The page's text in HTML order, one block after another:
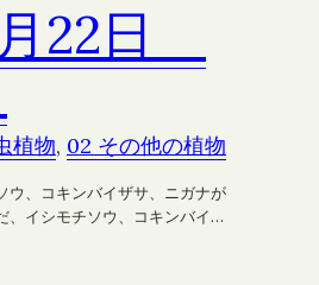
22日
植物, 02 その他の植物
ウ、コキンバイザサ、ニガナが
、イシモチソウ、コキンバイ…